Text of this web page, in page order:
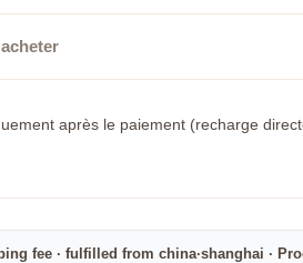
après le paiement (recharge
fee · fulfilled from china·shanghai ·